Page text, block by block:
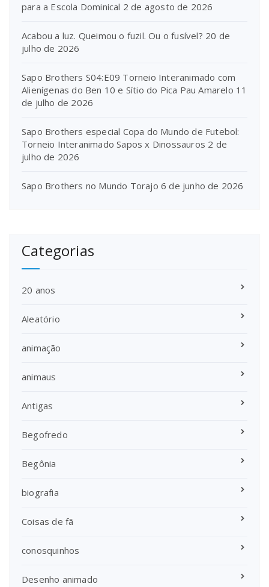
para a Escola Dominical 2 de agosto de 2026
Acabou a luz. Queimou o fuzil. Ou o fusível? 20 de
julho de 2026
Sapo Brothers S04:E09 Torneio Interanimado com
Alienígenas do Ben 10 e Sítio do Pica Pau Amarelo 11
de julho de 2026
Sapo Brothers especial Copa do Mundo de Futebol:
Torneio Interanimado Sapos x Dinossauros 2 de
julho de 2026
Sapo Brothers no Mundo Torajo 6 de junho de 2026
Categorias
20 anos
Aleatório
animação
animaus
Antigas
Begofredo
Begônia
biografia
Coisas de fã
conosquinhos
Desenho animado